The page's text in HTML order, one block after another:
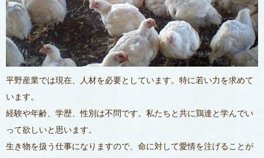
平野産業では現在、人材を必要としています。特に若い力を求めて
います。
経験や年齢、学歴、性別は不問です。私たちと共に鶏達と学んでい
って欲しいと思います。
生き物を扱う仕事になりますので、命に対して愛情を注げることが